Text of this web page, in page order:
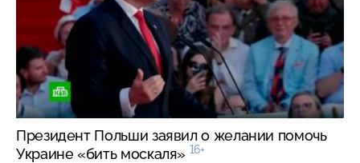
Президент Польши заявил о желании помочь
Украине «бить москаля» 16+